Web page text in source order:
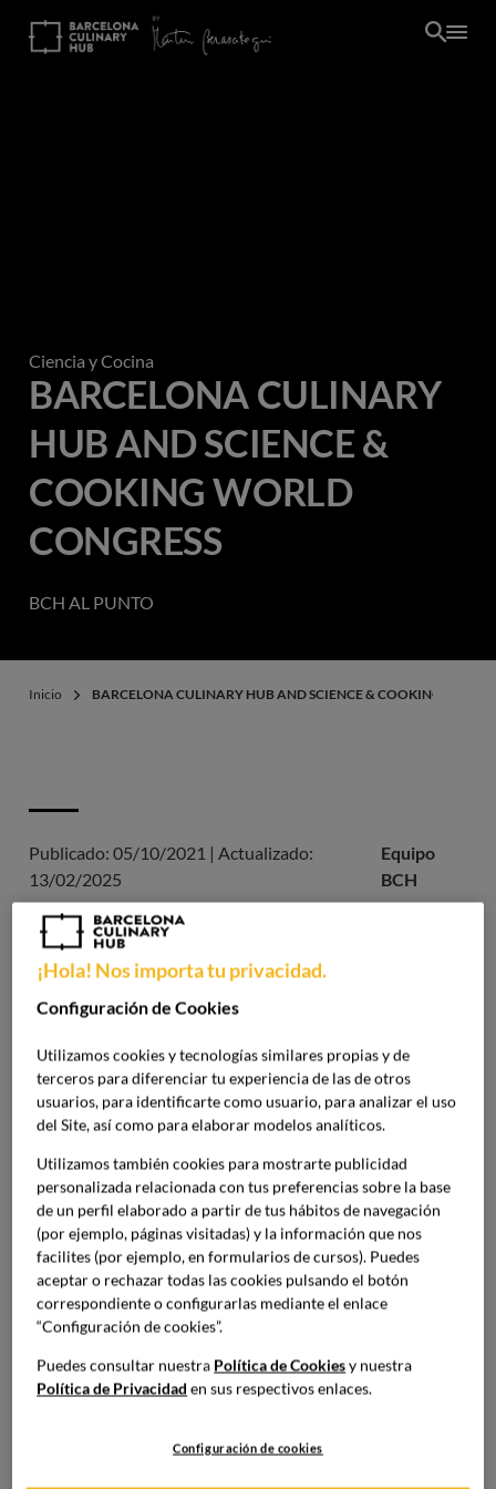
Ciencia y Cocina
BARCELONA CULINARY
HUB AND SCIENCE &
COOKING WORLD
CONGRESS
BCH AL PUNTO
Inicio BARCELONA CULINARY HUB AND SCIENCE & COOKING WORLD
Publicado: 05/10/2021 | Actualizado:
13/02/2025
Equipo
BCH
¿Qué es el congreso Science &
Cooking?
Durante los días8, 9 y 10 de noviembrese realizará en la
Universidad de Barcelonael acontecimiento de ciencia y
cocina más importante del mundo.El Science & Cooking
World Congressque este año estará bajo el lema
“Sustainability. Research, Economics and Health”
tratando temas acerca de la sostenibilidad dentro del
marco de la ciencia y la cocina.
Ahora que la gastronomía exige un mayor grado de
profesionalización y los clientes exigen una cocina más
sostenible que se ajuste a los nuevos tiempos,
acontecimiento crucial en materia de innovación y
desarrollo de prácticas y propuestas que den solución a
Como parte del congreso, además,se concederán los
¡Hola! Nos importa tu privacidad.
Configuración de Cookies
Utilizamos cookies y tecnologías similares propias y de
terceros para diferenciar tu experiencia de las de otros
usuarios, para identificarte como usuario, para analizar el uso
del Site, así como para elaborar modelos analíticos.
Utilizamos también cookies para mostrarte publicidad
personalizada relacionada con tus preferencias sobre la base
de un perfil elaborado a partir de tus hábitos de navegación
(por ejemplo, páginas visitadas) y la información que nos
facilites (por ejemplo, en formularios de cursos). Puedes
aceptar o rechazar todas las cookies pulsando el botón
correspondiente o configurarlas mediante el enlace
“Configuración de cookies”.
Puedes consultar nuestra Política de Cookiesy nuestra
Política de Privacidad en sus respectivos enlaces.
Configuración de cookies